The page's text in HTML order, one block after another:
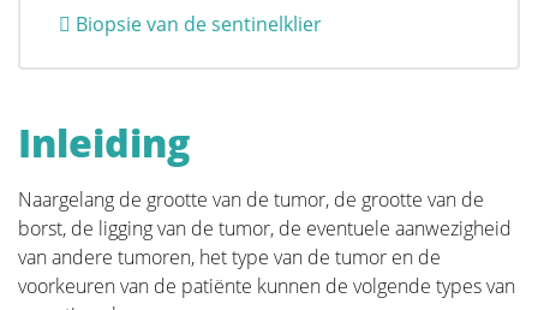
Het belang van screening en
zelfonderzoek
Diagnose
Ik kreeg de diagnose kanker... Deze website is een
portaal die u en uw naasten zal helpen om
Biopsie van de sentinelklier
Inleiding
Naargelang de grootte van de tumor, de grootte van de
borst, de ligging van de tumor, de eventuele aanwezigheid
van andere tumoren, het type van de tumor en de
voorkeuren van de patiënte kunnen de volgende types van